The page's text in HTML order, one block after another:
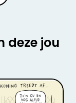
deze jou